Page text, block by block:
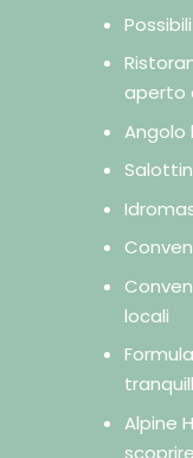
aperto
Angolo
locali
Alpine